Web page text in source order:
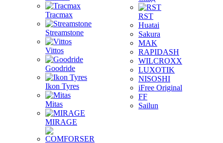
Tracmax
Streamstone
Vittos
Goodride
Ikon Tyres
Mitas
MIRAGE
RST
Huatai
Sakura
MAK
RAPIDASH
WILCROXX
LUXOTIK
NISOSHI
iFree Original
FF
Sailun